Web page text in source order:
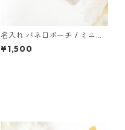
名入れ バネ口ポーチ / ミニポ
ーチ マルチポーチ コスメポー
チ 名前入り
¥1,500